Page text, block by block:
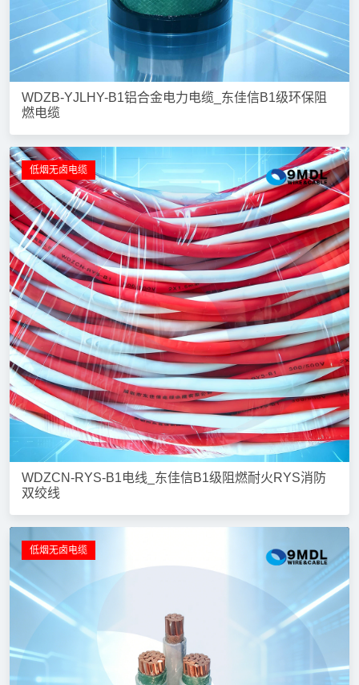
WDZB-YJLHY-B1铝合金电力电缆_东佳信B1级环保阻
燃电缆
低烟无卤电缆
WDZCN-RYS-B1电线_东佳信B1级阻燃耐火RYS消防
双绞线
低烟无卤电缆